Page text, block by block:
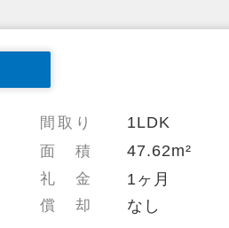
間取り 1LDK
面 積 47.62m²
礼 金 1ヶ月
償 却 なし